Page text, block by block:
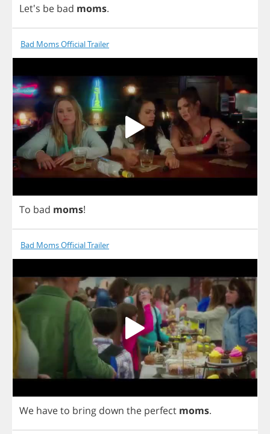
Let's be bad moms.
Bad Moms Official Trailer
To bad moms!
Bad Moms Official Trailer
We haveto bring down the perfect moms.